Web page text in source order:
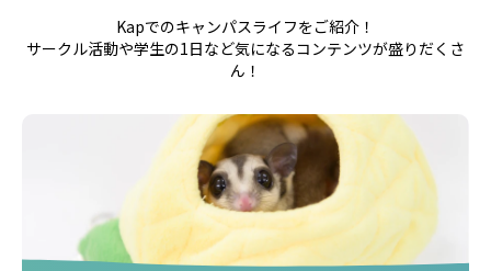
Kapでのキャンパスライフをご紹介！
サークル活動や学生の1日など気になるコンテンツが盛りだくさ
ん！